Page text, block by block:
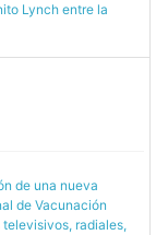
Lynch entre la
de una nueva
de Vacunación
radiales,